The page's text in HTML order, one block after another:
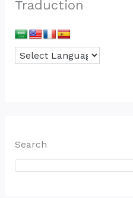
Traduction
Search